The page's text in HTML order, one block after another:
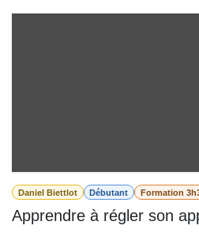
Daniel Biettlot Débutant Formation
Apprendre à régler son